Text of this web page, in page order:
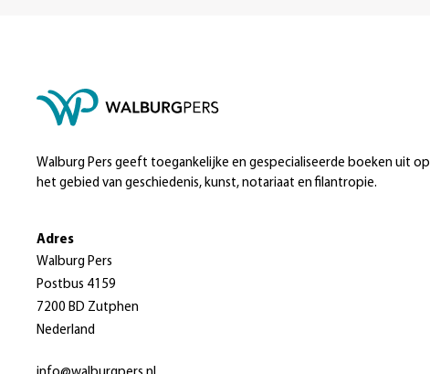
Walburg Pers geeft toegankelijke en gespecialiseerde boeken uit op
het gebied van geschiedenis, kunst, notariaat en filantropie.
Adres
Walburg Pers
Postbus 4159
7200 BD Zutphen
Nederland